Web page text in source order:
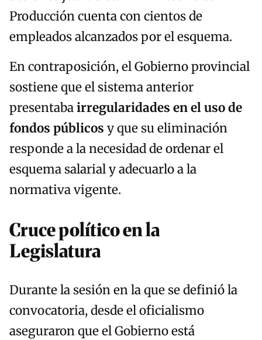
Producción cuenta con cientos de
empleados alcanzados por el esquema.
En contraposición, el Gobierno provincial
sostiene que el sistema anterior
presentabairregularidades en el uso de
fondos públicos y que su eliminación
responde a la necesidad de ordenar el
esquema salarial y adecuarlo a la
normativa vigente.
Cruce político en la
Legislatura
Durante la sesión en la que se definió la
convocatoria, desde el oficialismo
aseguraron que el Gobierno está